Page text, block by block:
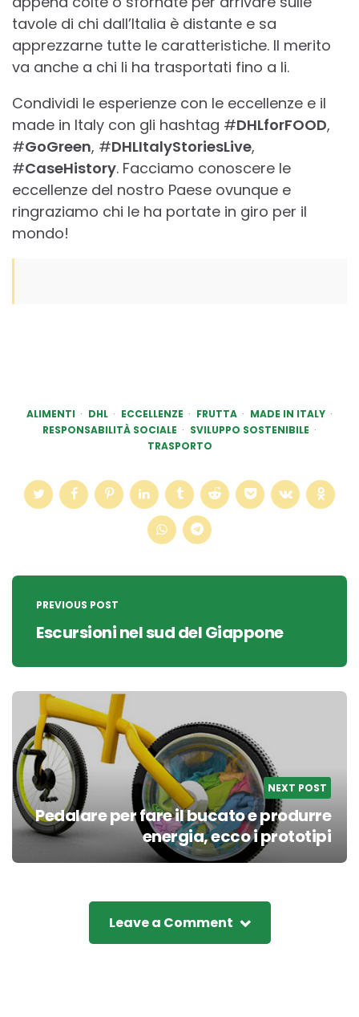
tavole di chi dall’Italia è distante e sa
apprezzarne tutte le caratteristiche. Il merito
va anche a chi li ha trasportati fino a li.
Condividi le esperienze con le eccellenze e il
made in Italy con gli hashtag #DHLforFOOD,
#GoGreen, #DHLItalyStoriesLive,
#CaseHistory. Facciamo conoscere le
eccellenze del nostro Paese ovunque e
ringraziamo chi le ha portate in giro per il
mondo!
ALIMENTI DHL ECCELLENZE FRUTTA
MADE IN ITALY
RESPONSABILITÀ SOCIALE
SVILUPPO SOSTENIBILE
TRASPORTO
Post
navigation
PREVIOUS POST
Escursioni nel sud del Giappone
NEXT POST
Pedalare per fare il bucato e produrre
energia, ecco i prototipi
Leave a Comment